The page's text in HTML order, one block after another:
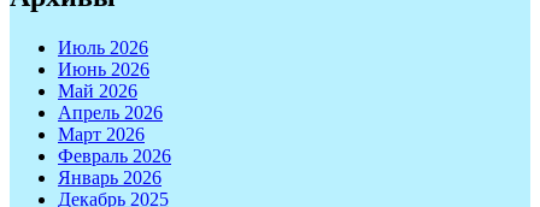
Июль 2026
Июнь 2026
Май 2026
Апрель 2026
Март 2026
Февраль 2026
Январь 2026
Декабрь 2025